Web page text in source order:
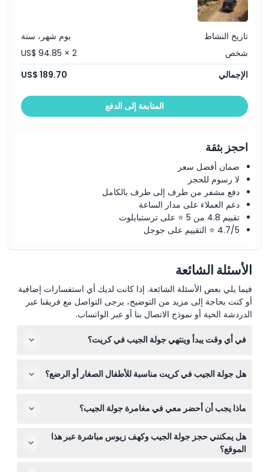
سياسة الإلغاء
جولة حول هضبة لاسيثي
حلقة خلابة حول الهضبة التاريخية، مع التوقف في قرى ساحرة لالتقاط
الصور والتعرّف على الحياة الريفية في كريت.
الغداء
وجبة كريتية أصيلة في مطعم جبلي تقليدي، تُقدّم مكونات طازجة ومحلية
المصدر.
طواحين الهواء في لاسيثي
توقف سريع بين الطواحين الهوائية الأيقونية لالتقاط الصور والتعرّف على
استرخِ في النقل المشترك إلى فندقك، الوصول بين 18:00 و18:45.
تاريخ النشاط
يوم شهر، سنة
شخص
US$ 94.85 × 2
الإجمالي
US$ 189.70
المتابعة إلى الدفع
احجز بثقة
ضمان أفضل سعر
لا رسوم للحجز
دفع مشفر من طرف إلى طرف بالكامل
دعم العملاء على مدار الساعة
تقييم 4.8 من 5 ⭐ على ترستبايلوت
4.7/5 ⭐ التقييم على جوجل
الأسئلة الشائعة
فيما يلي بعض الأسئلة الشائعة. إذا كانت لديك أي استفسارات إضافية
أو كنت بحاجة إلى مزيد من التوضيح، يرجى التواصل مع فريقنا عبر
الدردشة الحية أو نموذج الاتصال بنا أو عبر الواتساب.
في أي وقت يبدأ وينتهي جولة الجيب في كريت؟
الساعة 4:30 مساءً، لكن الأوقات الدقيقة قد تختلف حسب
الحجز. (قابلة للتغيير — يرجى التأكيد عند الحجز)
هل جولة الجيب في كريت مناسبة للأطفال الصغار أو الرضع؟
الانضمام، لكن يجب أن يكون الأطفال بين 2-17 سنة برفقة
في النشاط.
ماذا يجب أن أحضر معي في مغامرة جولة الجيب؟
ارتدِ ملابس مريحة وأحذية متينة مناسبة للطرق الوعرة، ولا تنسَ
الحماية من الشمس مثل قبعة وكريم واقي من الشمس. ومن
الجيد أيضًا إحضار كاميرا لالتقاط المناظر الخلابة!
هل يمكنني حجز جولة الجيب وكهف زيوس مباشرة عبر هذا
الموقع؟